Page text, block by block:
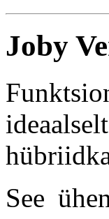
Joby
See